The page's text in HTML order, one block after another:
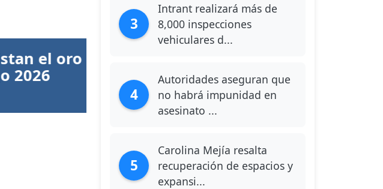
oro en
3
Intrant realizará más de
8,000 inspecciones
vehiculares d...
4
Autoridades aseguran que
no habrá impunidad en
asesinato ...
5
Carolina Mejía resalta
recuperación de espacios y
expansi...